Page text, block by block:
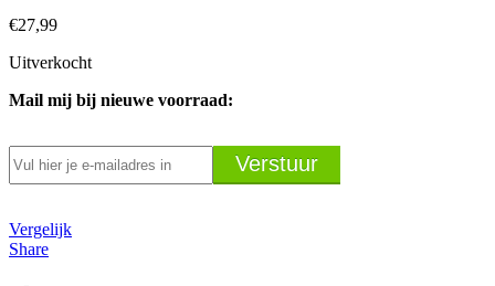
€27,99
Uitverkocht
Mail mij bij nieuwe voorraad:
Vergelijk
Share